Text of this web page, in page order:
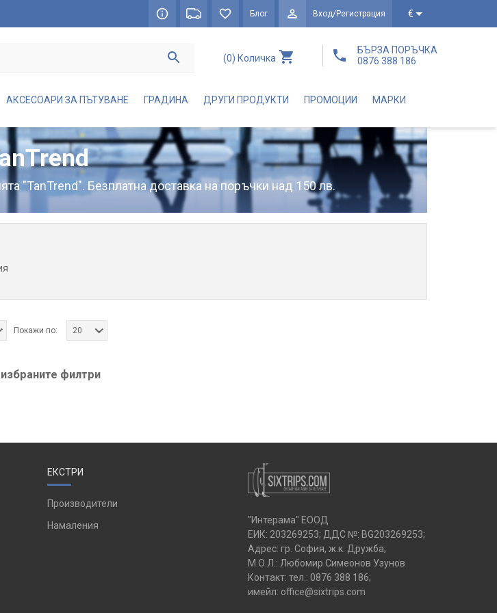
Блог Вход/Регистрация €
(0) Количка
БЪРЗА ПОРЪЧКА
0876 388 186
АКСЕСОАРИ ЗА ПЪТУВАНЕ ГРАДИНА ДРУГИ ПРОДУКТИ ПРОМОЦИИ МАРКИ
"TanTrend". Безплатна доставка на поръчки над 150 лв.
Покажи по: 20
филтри
ЕКСТРИ
Производители
Намаления
"Интерама" ЕООД
ЕИК: 203269253; ДДС №: BG203269253;
Адрес: гр. София, ж.к. Дружба;
М.О.Л.: Любомир Симеонов Узунов
Контакт: тел.: 0876 388 186;
имейл: office@sixtrips.com